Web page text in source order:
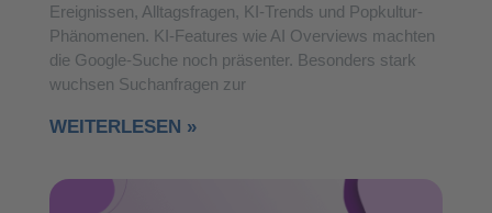
Ereignissen, Alltagsfragen, KI-Trends und Popkultur-
Phänomenen. KI-Features wie AI Overviews machten
die Google-Suche noch präsenter. Besonders stark
wuchsen Suchanfragen zur
WEITERLESEN »